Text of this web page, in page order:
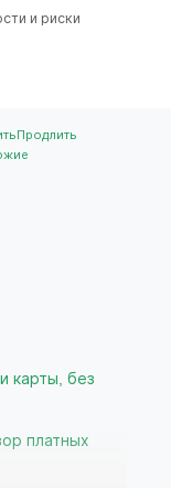
и риски
Продлить
карты, без
платных